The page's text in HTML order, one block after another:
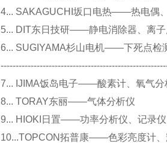
4... SAKAGUCHI坂口电热——热电偶
5... DIT东日技研——静电消除器、离子
6... SUGIYAMA杉山电机——下死点检
7... IJIMA饭岛电子——酸素计、氧气分
8... TORAY东丽——气体分析仪
9... HIOKI日置——功率分析仪、记录仪
10...TOPCON拓普康——色彩亮度计、